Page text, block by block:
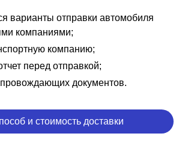
варианты отправки автомобиля
компаниями;
компанию;
перед отправкой;
документов.
и стоимость доставки